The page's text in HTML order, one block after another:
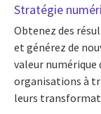
Stratégie
Obtenez des
et générez de
valeur numérique
organisations à
leurs